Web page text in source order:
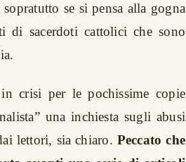
se si pensa alla gogna
di sacerdoti cattolici che sono
crisi per le pochissime copie
una inchiesta sugli abusi
lettori, sia chiaro. Peccato che